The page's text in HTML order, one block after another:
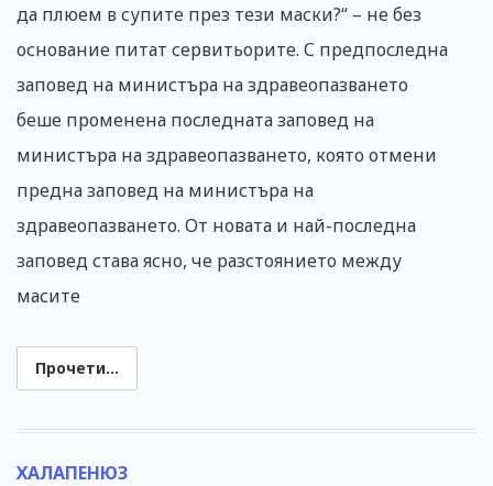
да плюем в супите през тези маски?“ – не без
основание питат сервитьорите. С предпоследна
заповед на министъра на здравеопазването
беше променена последната заповед на
министъра на здравеопазването, която отмени
предна заповед на министъра на
здравеопазването. От новата и най-последна
заповед става ясно, че разстоянието между
масите
Прочети...
ХАЛАПЕНЮЗ